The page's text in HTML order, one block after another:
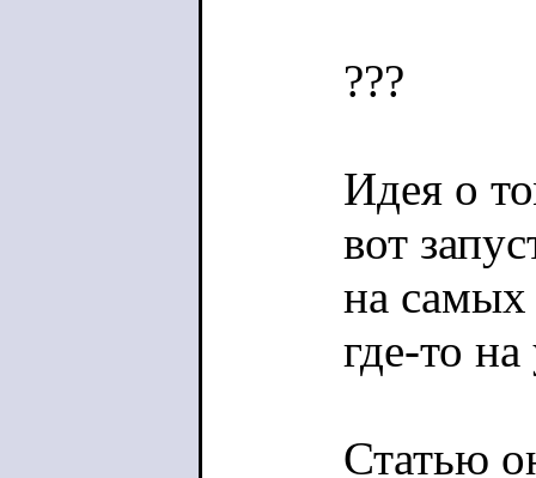
???
Идея о
вот
на самых
где-то
Статью